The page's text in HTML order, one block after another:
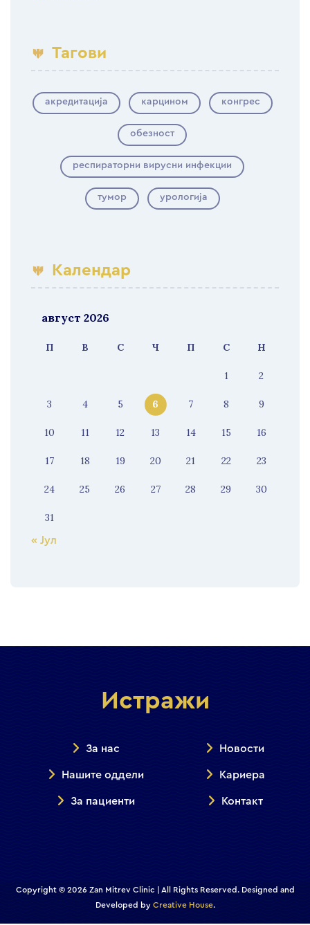
Тагови
акредитација карцином конгрес
обезност
респираторни вирусни инфекции
тумор урологија
Календар
август 2026
П В С Ч П С Н
1 2
3 4 5 6 7 8 9
10 11 12 13 14 15 16
17 18 19 20 21 22 23
24 25 26 27 28 29 30
31
« Јул
Истражи
За нас
Нашите оддели
За пациенти
Новости
Кариера
Контакт
Copyright © 2026 Zan Mitrev Clinic | All Rights Reserved. Designed and
Developed by Creative House.